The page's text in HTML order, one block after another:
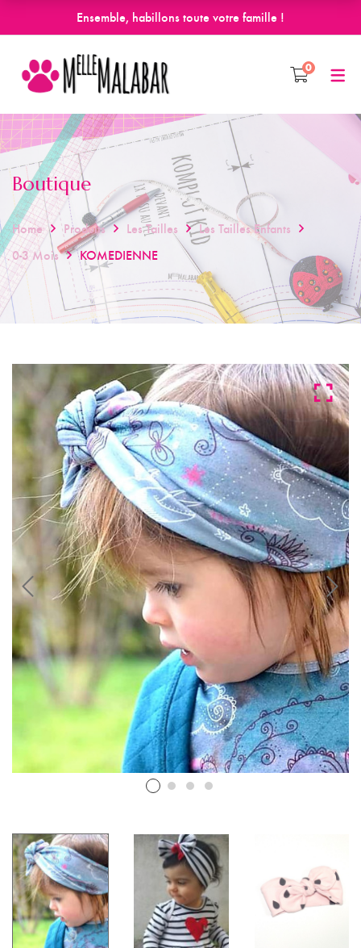
Ensemble, habillons toute votre famille !
0
Boutique
Home Produits Les Tailles
Les Tailles Enfants
0-3 Mois
KOMEDIENNE